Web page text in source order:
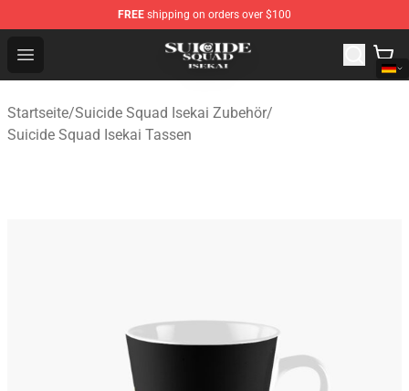
FREE shipping on orders over $100
Open menu
Suicide Squad Isekai Store - Official Suicide Squad
Startseite/Suicide Squad Isekai Zubehör/
Suicide Squad Isekai Tassen